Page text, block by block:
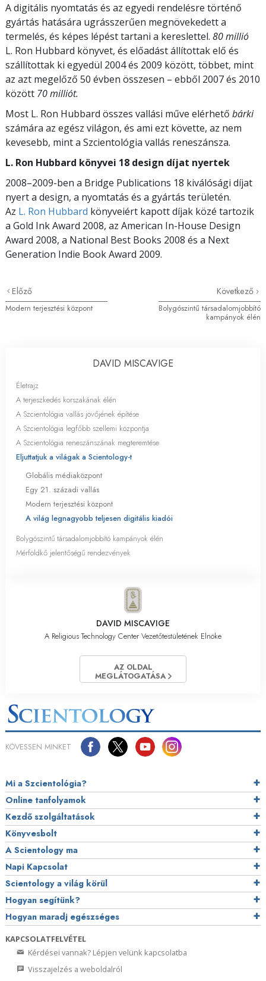
A digitális nyomtatás és az egyedi rendelésre történő
gyártás hatására ugrásszerűen megnövekedett a
termelés, és képes lépést tartani a kereslettel. 80 millió
L. Ron Hubbard könyvet, és előadást állítottak elő és
szállítottak ki egyedül 2004 és 2009 között, többet, mint
az azt megelőző 50 évben összesen – ebből 2007 és 2010
között 70 milliót.
Most L. Ron Hubbard összes vallási műve elérhető bárki
számára az egész világon, és ami ezt követte, az nem
kevesebb, mint a Szcientológia vallás reneszánsza.
L. Ron Hubbard könyvei 18 design díjat nyertek
2008–2009-ben a Bridge Publications 18 kiválósági díjat
nyert a design, a nyomtatás és a gyártás területén.
Az L. Ron Hubbard könyveiért kapott díjak közé tartozik
a Gold Ink Award 2008, az American In-House Design
Award 2008, a National Best Books 2008 és a Next
Generation Indie Book Award 2009.
Előző
Modern terjesztési központ
Következő
Bolygószintű társadalomjobbító
kampányok élén
DAVID MISCAVIGE
Életrajz
A terjeszkedés korszakának élén
A Szcientológia vallás jövőjének építése
A Szcientológia legfőbb szellemi központja
A Szcientológia reneszánszának megteremtése
Eljuttatjuk a világak a Scientology-t
Globális médiaközpont
Egy 21. századi vallás
Modern terjesztési központ
A világ legnagyobb teljesen digitális kiadói
Bolygószintű társadalomjobbító kampányok élén
Mérföldkő jelentőségű rendezvények
DAVID MISCAVIGE
A Religious Technology Center Vezetőtestületének Elnöke
AZ OLDAL
MEGLÁTOGATÁSA
KÖVESSEN MINKET
Mi a Szcientológia?
Online tanfolyamok
Kezdő szolgáltatások
Könyvesbolt
A Scientology ma
Napi Kapcsolat
Scientology a világ körül
Hogyan segítünk?
Hogyan maradj egészséges
KAPCSOLATFELVÉTEL
Kérdései vannak? Lépjen velünk kapcsolatba
Visszajelzés a weboldalról